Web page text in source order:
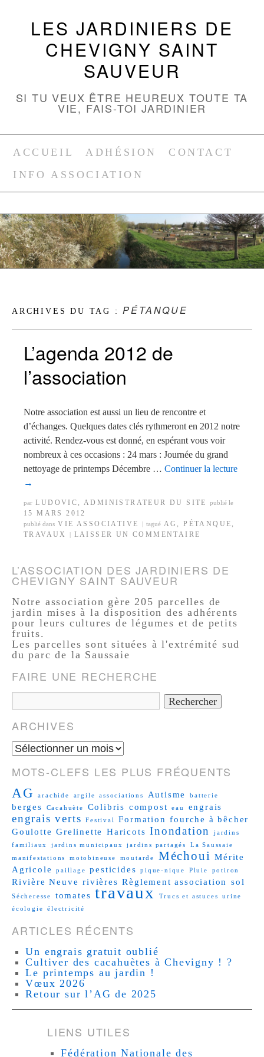
LES JARDINIERS DE
CHEVIGNY SAINT
SAUVEUR
SI TU VEUX ÊTRE HEUREUX TOUTE TA
VIE, FAIS-TOI JARDINIER
ACCUEIL ADHÉSION
CONTACT
INFO ASSOCIATION
ARCHIVES DU TAG :PÉTANQUE
L’agenda 2012 de
l’association
Notre association est aussi un lieu de rencontre et
d’échanges. Quelques dates clés rythmeront en 2012 notre
activité. Rendez-vous est donné, en espérant vous voir
nombreux à ces occasions : 24 mars : Journée du grand
nettoyage de printemps Décembre … Continuer la lecture
→
par LUDOVIC, ADMINISTRATEUR DU SITE publié le
15 MARS 2012
publié dans VIE ASSOCIATIVE tagué AG ,PÉTANQUE ,
TRAVAUX
LAISSER UN COMMENTAIRE
L’ASSOCIATION DES JARDINIERS DE
CHEVIGNY SAINT SAUVEUR
Notre association gère 205 parcelles de
jardin mises à la disposition des adhérents
pour leurs cultures de légumes et de petits
fruits.
Les parcelles sont situées à l'extrémité sud
du parc de la Saussaie
FAIRE UNE RECHERCHE
ARCHIVES
MOTS-CLEFS LES PLUS FRÉQUENTS
AG
arachide argile associations Autisme batterie
berges Cacahuète Colibris compost eau engrais
engrais verts Festival Formation fourche à bêcher
Goulotte Grelinette Haricots Inondation
jardins
familiaux
jardins municipaux jardins partagés
La Saussaie
manifestations
motobineuse moutarde Méchoui Mérite
Agricole
paillage pesticides pique-nique Pluie potiron
Rivière Neuve rivières Règlement association sol
Sécheresse tomates travaux Trucs et astuces
urine
écologie
électricité
ARTICLES RÉCENTS
Un engrais gratuit oublié
Cultiver des cacahuètes à Chevigny ! ?
Le printemps au jardin !
Vœux 2026
Retour sur l’AG de 2025
LIENS UTILES
Fédération Nationale des